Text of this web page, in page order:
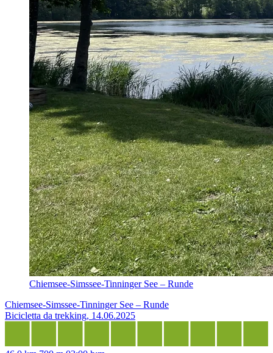
Chiemsee-Simssee-Tinninger See – Runde
Chiemsee-Simssee-Tinninger See – Runde
Bicicletta da trekking, 14.06.2025